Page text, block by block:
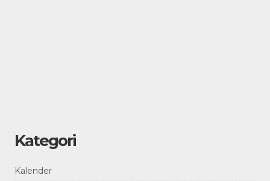
Kategori
Kalender